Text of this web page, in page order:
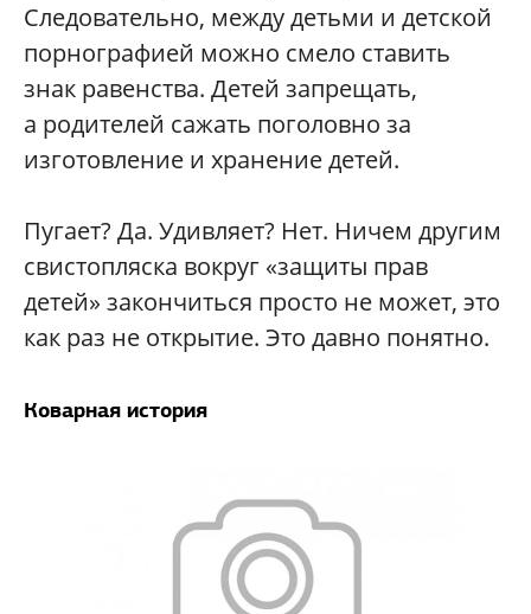
Следовательно, между детьми и детской
порнографией можно смело ставить
знак равенства. Детей запрещать,
а родителей сажать поголовно за
изготовление и хранение детей.
Пугает? Да. Удивляет? Нет. Ничем другим
свистопляска вокруг «защиты прав
детей» закончиться просто не может, это
как раз не открытие. Это давно понятно.
Коварная история